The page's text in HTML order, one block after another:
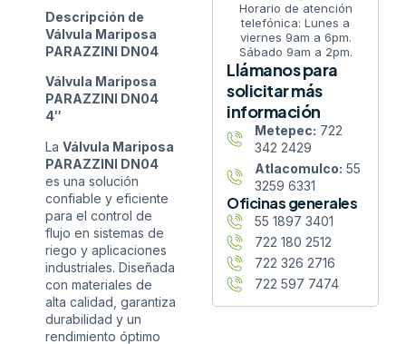
Descripción de
Válvula Mariposa
PARAZZINI DN04
Válvula Mariposa
PARAZZINI DN04
4″
La Válvula Mariposa
PARAZZINI DN04
es una solución
confiable y eficiente
para el control de
flujo en sistemas de
riego y aplicaciones
industriales. Diseñada
con materiales de
alta calidad, garantiza
durabilidad y un
rendimiento óptimo
Horario de atención
telefónica: Lunes a
viernes 9am a 6pm.
Sábado 9am a 2pm.
Llámanos para
solicitar más
información
Metepec: 722
342 2429
Atlacomulco: 55
3259 6331
Oficinas generales
55 1897 3401
722 180 2512
722 326 2716
722 597 7474